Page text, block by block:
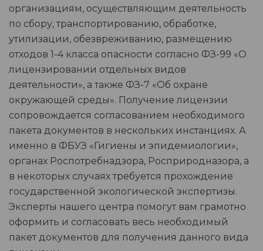
организациям, осуществляющим деятельность
по сбору, транспортированию, обработке,
утилизации, обезвреживанию, размещению
отходов 1-4 класса опасности согласно ФЗ-99 «О
лицензировании отдельных видов
деятельности», а также ФЗ-7 «Об охране
окружающей среды». Получение лицензии
сопровождается согласованием необходимого
пакета документов в нескольких инстанциях. А
именно в ФБУЗ «Гигиены и эпидемиологии»,
органах Роспотребнадзора, Росприродназора, а
в некоторых случаях требуется прохождение
государственной экологической экспертизы.
Эксперты нашего центра помогут вам грамотно
оформить и согласовать весь необходимый
пакет документов для получения данного вида